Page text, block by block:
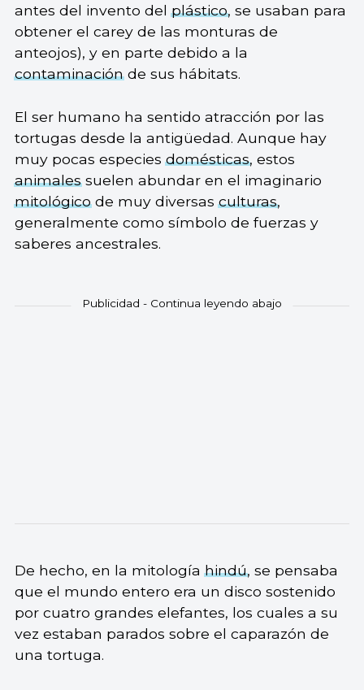
antes del invento delplástico, se usaban para
obtener el carey de las monturas de
anteojos), y en parte debido a la
contaminaciónde sus hábitats.
El ser humano ha sentido atracción por las
tortugas desde la antigüedad. Aunque hay
muy pocas especiesdomésticas, estos
animalessuelen abundar en el imaginario
mitológicode muy diversasculturas,
generalmente como símbolo de fuerzas y
saberes ancestrales.
De hecho, en la mitologíahindú, se pensaba
que el mundo entero era un disco sostenido
por cuatro grandes elefantes, los cuales a su
vez estaban parados sobre el caparazón de
una tortuga.